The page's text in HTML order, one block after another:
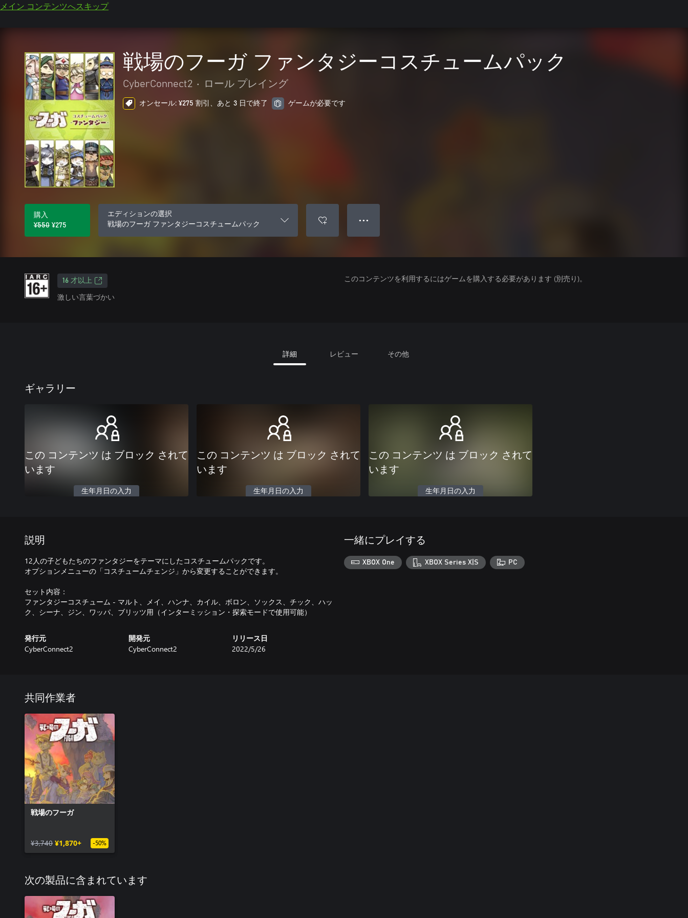
メイン コンテンツへスキップ
戦場のフーガ ファンタジーコスチュームパック
CyberConnect2 • ロール プレイング
オンセール: ¥275 割引、あと 3 日で終了 ゲームが必要です
購入
¥550 ¥275
エディションの選択
戦場のフーガ ファンタジーコスチュームパック
● ● ●
16 才以上
激しい言葉づかい
このコンテンツを利用するにはゲームを購入する必要があります (別売り)。
詳細 レビュー その他
ギャラリー
この コンテンツ は ブロック されて
います
生年月日の入力
この コンテンツ は ブロック されて
います
生年月日の入力
この コンテンツ は ブロック されて
います
生年月日の入力
説明
12人の子どもたちのファンタジーをテーマにしたコスチュームパックです。
オプションメニューの「コスチュームチェンジ」から変更することができます。
セット内容：
ファンタジーコスチューム - マルト、メイ、ハンナ、カイル、ボロン、ソックス、チック、ハッ
ク、シーナ、ジン、ワッパ、ブリッツ用（インターミッション・探索モードで使用可能）
発行元
CyberConnect2
開発元
CyberConnect2
リリース日
2022/5/26
一緒にプレイする
XBOX One XBOX Series X|S PC
共同作業者
戦場のフーガ
¥3,740 ¥1,870+ -50%
次の製品に含まれています